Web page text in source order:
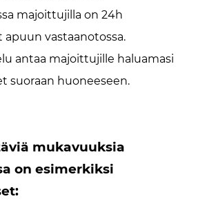
majoittujilla on 24h
vastaanotossa.
antaa majoittujille haluamasi
suoraan huoneeseen.
mukavuuksia
on esimerkiksi